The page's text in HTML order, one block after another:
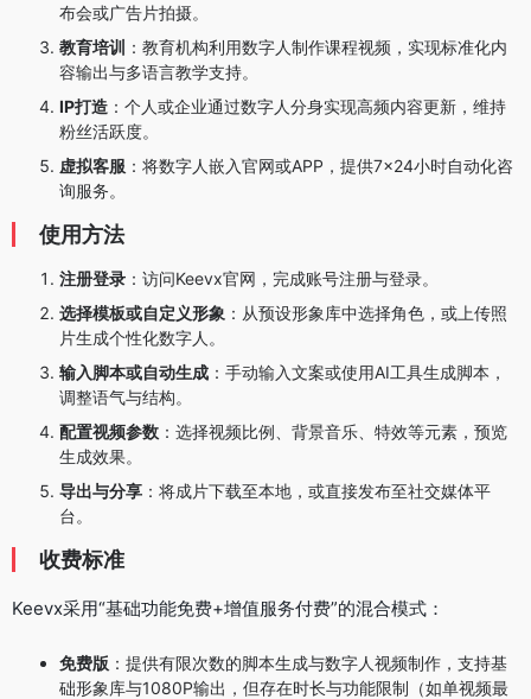
布会或广告片拍摄。
教育培训 ：教育机构利用数字人制作课程视频，实现标准化内
容输出与多语言教学支持。
IP打造 ：个人或企业通过数字人分身实现高频内容更新，维持
粉丝活跃度。
虚拟客服 ：将数字人嵌入官网或APP，提供7×24小时自动化咨
询服务。
使用方法
注册登录 ：访问Keevx官网，完成账号注册与登录。
选择模板或自定义形象 ：从预设形象库中选择角色，或上传照
片生成个性化数字人。
输入脚本或自动生成 ：手动输入文案或使用AI工具生成脚本，
调整语气与结构。
配置视频参数 ：选择视频比例、背景音乐、特效等元素，预览
生成效果。
导出与分享 ：将成片下载至本地，或直接发布至社交媒体平
台。
收费标准
Keevx采用“基础功能免费+增值服务付费”的混合模式：
免费版 ：提供有限次数的脚本生成与数字人视频制作，支持基
础形象库与1080P输出，但存在时长与功能限制（如单视频最